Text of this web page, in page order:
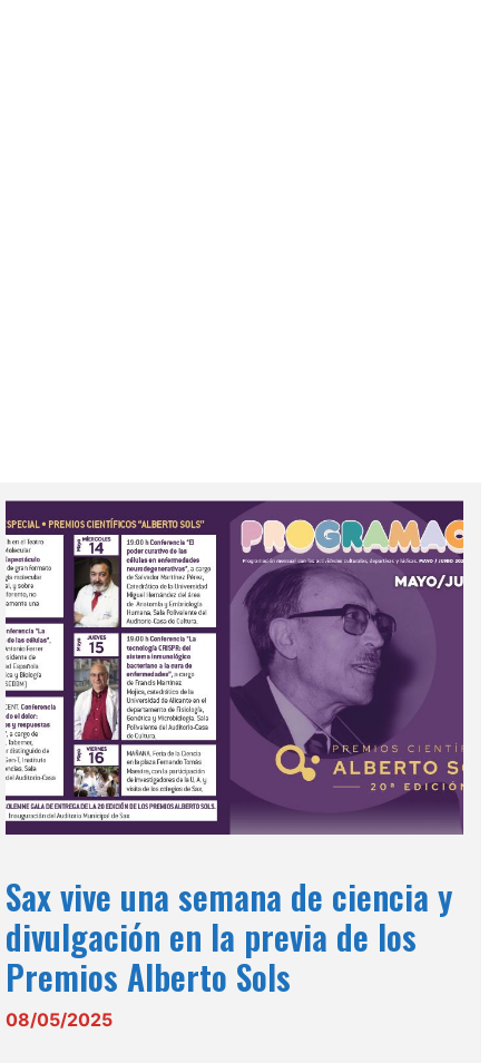
Sax vive una semana de ciencia y
divulgación en la previa de los
Premios Alberto Sols
08/05/2025